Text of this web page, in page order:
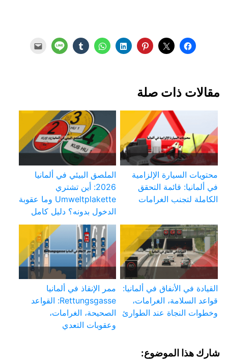
مقالات ذات صلة
محتويات السيارة الإلزامية
في ألمانيا: قائمة التحقق
الكاملة لتجنب الغرامات
الملصق البيئي في ألمانيا
2026: أين تشتري
Umweltplakette وما عقوبة
الدخول بدونه؟ دليل كامل
القيادة في الأنفاق في ألمانيا:
قواعد السلامة، الغرامات،
وخطوات النجاة عند الطوارئ
ممر الإنقاذ في ألمانيا
Rettungsgasse: القواعد
الصحيحة، الغرامات،
وعقوبات التعدي
شارك هذا الموضوع: